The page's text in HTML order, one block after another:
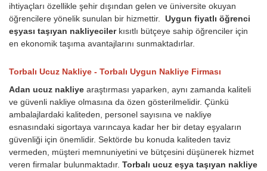
ihtiyaçları özellikle şehir dışından gelen ve üniversite okuyan
öğrencilere yönelik sunulan bir hizmettir. Uygun fiyatlı öğrenci
eşyası taşıyan nakliyeciler kısıtlı bütçeye sahip öğrenciler için
en ekonomik taşıma avantajlarını sunmaktadırlar.
Torbalı Ucuz Nakliye - Torbalı Uygun Nakliye Firması
Adan ucuz nakliye araştırması yaparken, aynı zamanda kaliteli
ve güvenli nakliye olmasına da özen gösterilmelidir. Çünkü
ambalajlardaki kaliteden, personel sayısına ve nakliye
esnasındaki sigortaya varıncaya kadar her bir detay eşyaların
güvenliği için önemlidir. Sektörde bu konuda kaliteden taviz
vermeden, müşteri memnuniyetini ve bütçesini düşünerek hizmet
veren firmalar bulunmaktadır. Torbalı ucuz eşya taşıyan nakliye